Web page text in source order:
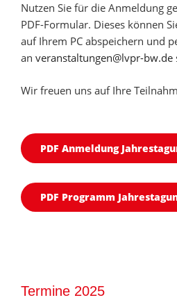
Nutzen Sie für die Anmeldung
PDF-Formular. Dieses können
auf Ihrem PC abspeichern und
an veranstaltungen@lvpr-bw.de
Wir freuen uns auf Ihre
PDF Anmeldung
PDF Programm
Termine 2025